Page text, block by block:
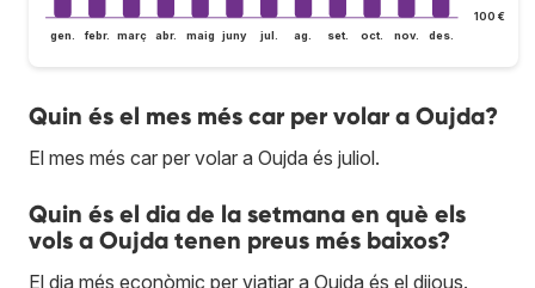
100 €
gen. febr. març abr. maig juny jul. ag. set. oct. nov. des.
Quin és el mes més car per volar a Oujda?
El mes més car per volar a Oujda és juliol.
Quin és el dia de la setmana en què els
vols a Oujda tenen preus més baixos?
El dia més econòmic per viatjar a Oujda és el dijous.